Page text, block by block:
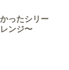
ったシリー
ンジ〜